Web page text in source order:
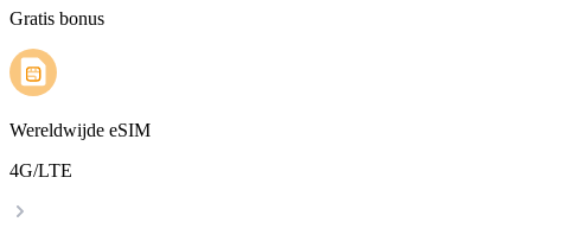
Gratis bonus
Wereldwijde eSIM
4G/LTE